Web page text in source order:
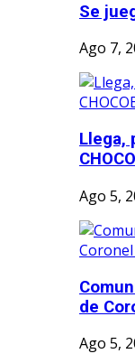
Se
Ago 7,
Llega,
Ago 5,
de
Ago 5,